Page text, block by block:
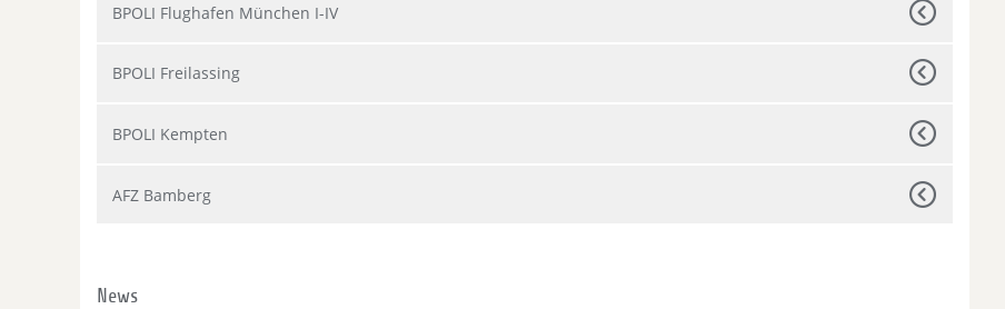
BPOLI Flughafen München I-IV
BPOLI Freilassing
BPOLI Kempten
AFZ Bamberg
News